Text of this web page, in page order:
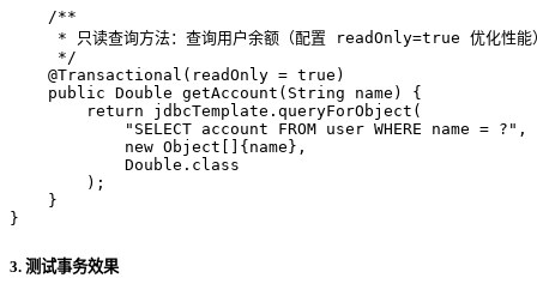
/**
* 只读查询方法：查询用户余额（配置 readOnly=true 优化性能
     */
@Transactional(readOnly = true)
public Double getAccount (String name)
{
return jdbcTemplate.queryForObject(
"SELECT account FROM user WHERE name = ?" ,
new Object []{name},
            Double.class
        );
    }
}
3. 测试事务效果